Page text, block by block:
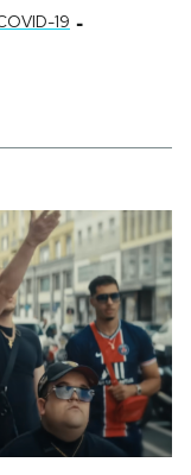
19 -